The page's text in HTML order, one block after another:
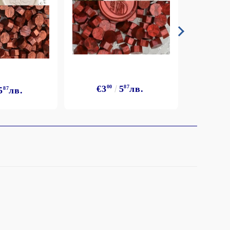
87лв. €300 587лв.